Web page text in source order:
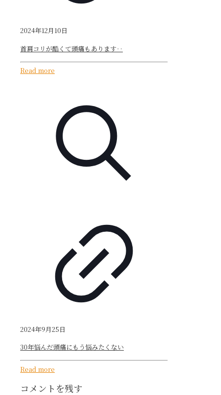
2024年12月10日
首肩コリが酷くて頭痛もあります‥
Read more
2024年9月25日
30年悩んだ頭痛にもう悩みたくない
Read more
コメントを残す